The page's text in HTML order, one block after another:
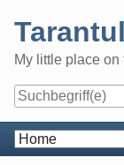
content
My little place on
Navigation